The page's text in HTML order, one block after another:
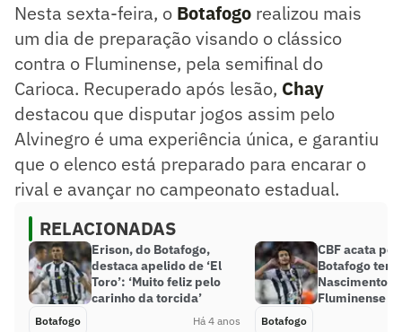
Nesta sexta-feira, o Botafogo realizou mais
um dia de preparação visando o clássico
contra o Fluminense, pela semifinal do
Carioca. Recuperado após lesão, Chay
destacou que disputar jogos assim pelo
Alvinegro é uma experiência única, e garantiu
que o elenco está preparado para encarar o
rival e avançar no campeonato estadual.
RELACIONADAS
Erison, do Botafogo,
destaca apelido de ‘El
Toro’: ‘Muito feliz pelo
carinho da torcida’
Botafogo Há 4 anos
CBF acata
Botafogo terá
Nascimento
Fluminense
Botafogo